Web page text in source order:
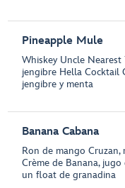
Pineapple Mule
Whiskey Uncle Nearest
jengibre Hella Cocktail
jengibre y menta
Banana Cabana
Ron de mango Cruzan,
Crème de Banana,
un float de granadina